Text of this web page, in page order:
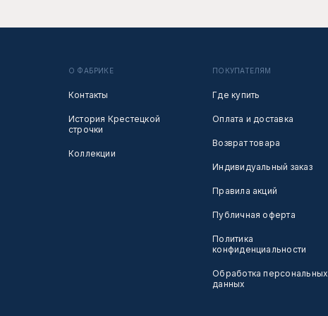
О ФАБРИКЕ
Контакты
История Крестецкой
строчки
Коллекции
ПОКУПАТЕЛЯМ
Где купить
Оплата и доставка
Возврат товара
Индивидуальный заказ
Правила акций
Публичная оферта
Политика
конфиденциальности
Обработка персональных
данных